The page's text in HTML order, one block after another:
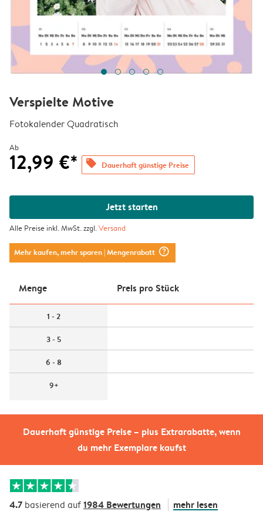
Dauerhaft günstige Preise – plus Extrarabatte, wenn
du mehr Exemplare kaufst
Verspielte Motive
Fotokalender Quadratisch
Ab
12,99 €* offers Dauerhaft günstige Preise
Jetzt starten
Alle Preise inkl. MwSt. zzgl.Versand
Mehr kaufen, mehr sparen| Mengenrabatt question_mark_circle
Menge Preis pro Stück
1 - 2
3 - 5
6 - 8
9+
4.7 basierend auf1984 Bewertungen mehr lesen